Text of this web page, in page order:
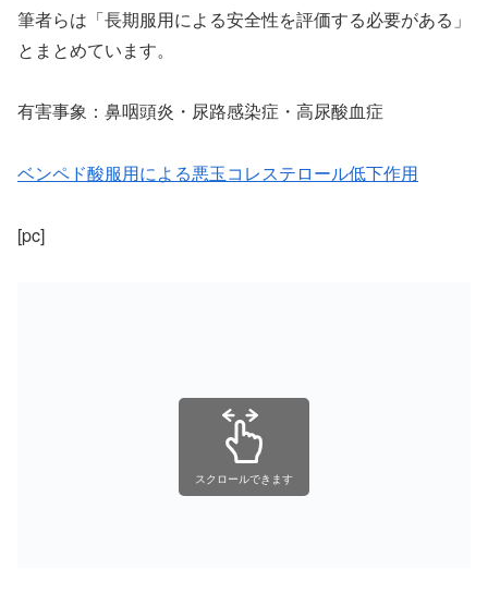
筆者らは「長期服用による安全性を評価する必要がある」
とまとめています。
有害事象：鼻咽頭炎・尿路感染症・高尿酸血症
ベンペド酸服用による悪玉コレステロール低下作用
[pc]
スクロールできます